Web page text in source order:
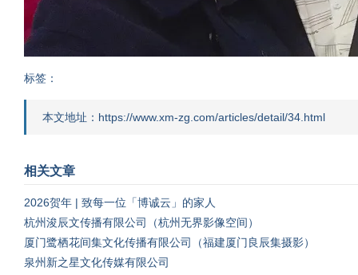
标签：
本文地址：https://www.xm-zg.com/articles/detail/34.html
相关文章
2026贺年 | 致每一位「博诚云」的家人
杭州浚辰文传播有限公司（杭州无界影像空间）
厦门鹭栖花间集文化传播有限公司（福建厦门良辰集摄影）
泉州新之星文化传媒有限公司